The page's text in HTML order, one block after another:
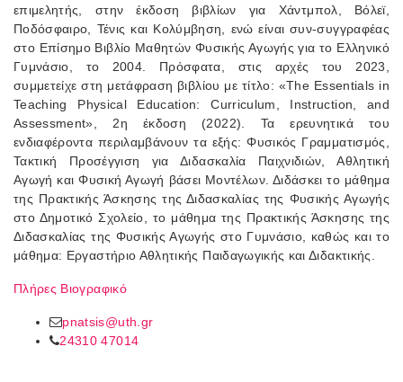
επιμελητής, στην έκδοση βιβλίων για Χάντμπολ, Βόλεϊ,
Ποδόσφαιρο, Τένις και Κολύμβηση, ενώ είναι συν-συγγραφέας
στο Επίσημο Βιβλίο Μαθητών Φυσικής Αγωγής για το Ελληνικό
Γυμνάσιο, το 2004. Πρόσφατα, στις αρχές του 2023,
συμμετείχε στη μετάφραση βιβλίου με τίτλο: «The Essentials in
Teaching Physical Education: Curriculum, Instruction, and
Assessment», 2η έκδοση (2022). Τα ερευνητικά του
ενδιαφέροντα περιλαμβάνουν τα εξής: Φυσικός Γραμματισμός,
Τακτική Προσέγγιση για Διδασκαλία Παιχνιδιών, Αθλητική
Αγωγή και Φυσική Αγωγή βάσει Μοντέλων. Διδάσκει το μάθημα
της Πρακτικής Άσκησης της Διδασκαλίας της Φυσικής Αγωγής
στο Δημοτικό Σχολείο, το μάθημα της Πρακτικής Άσκησης της
Διδασκαλίας της Φυσικής Αγωγής στο Γυμνάσιο, καθώς και το
μάθημα: Εργαστήριο Αθλητικής Παιδαγωγικής και Διδακτικής.
Πλήρες Βιογραφικό
pnatsis@uth.gr
24310 47014